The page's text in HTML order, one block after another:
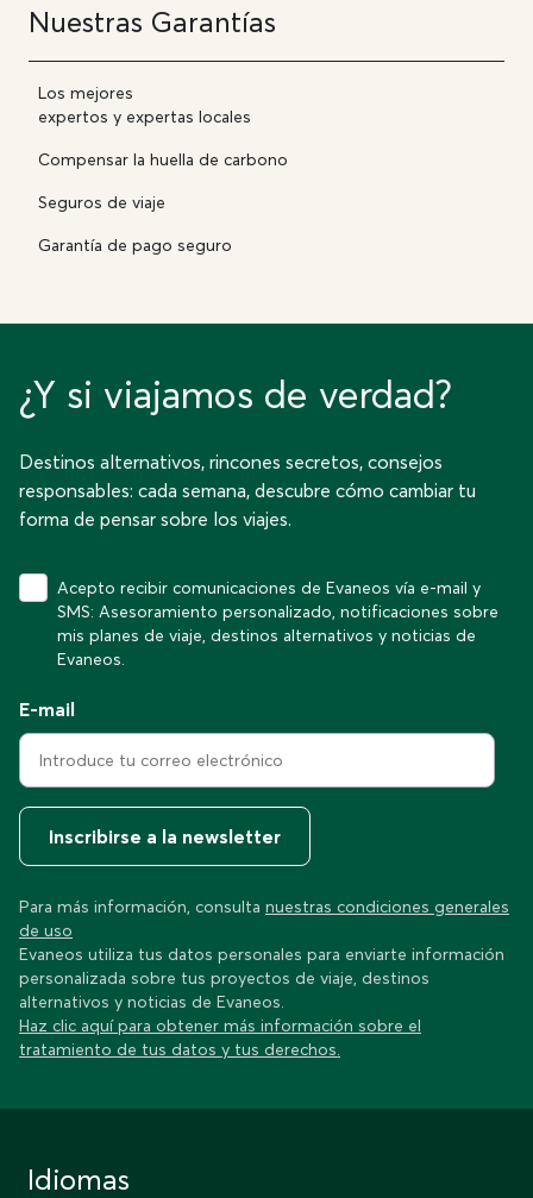
Nuestras Garantías
Los mejores
expertos y expertas locales
Compensar la huella de carbono
Seguros de viaje
Garantía de pago seguro
¿Y si viajamos de verdad?
Destinos alternativos, rincones secretos, consejos
responsables: cada semana, descubre cómo cambiar tu
forma de pensar sobre los viajes.
Acepto recibir comunicaciones de Evaneos vía e-mail y
SMS: Asesoramiento personalizado, notificaciones sobre
mis planes de viaje, destinos alternativos y noticias de
Evaneos.
E-mail
Inscribirse a la newsletter
Para más información, consulta nuestras condiciones generales
de uso
Evaneos utiliza tus datos personales para enviarte información
personalizada sobre tus proyectos de viaje, destinos
alternativos y noticias de Evaneos.
Haz clic aquí para obtener más información sobre el
tratamiento de tus datos y tus derechos.
Idiomas